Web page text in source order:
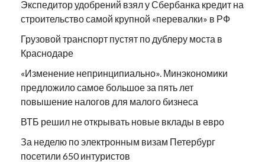
Экспедитор удобрений взял у Сбербанка кредит на
строительство самой крупной «перевалки» в РФ
Грузовой транспорт пустят по дублеру моста в
Краснодаре
«Изменение непринципиально». Минэкономики
предложило самое большое за пять лет
повышение налогов для малого бизнеса
ВТБ решил не открывать новые вклады в евро
За неделю по электронным визам Петербург
посетили 650 интуристов